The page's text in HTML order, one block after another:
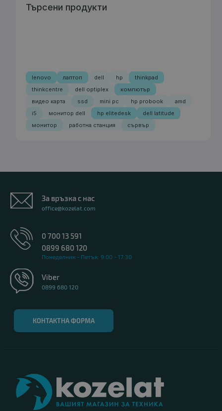
Търсени продукти
lenovo лаптоп dell hp
thinkpad
thinkcentre
dell optiplex
компютър
видео карта
ssd mini pc hp probook
amd
i5
монитор dell hp elitedesk
dell latitude
монитор
работна станция сървър
За връзка с нас
office@kozelat.com
0 700 13 591
0899 680 120
Понеделник - Петък: 9:00 - 17:30
Viber
0899 680 120
КОНТАКТНА ФОРМА